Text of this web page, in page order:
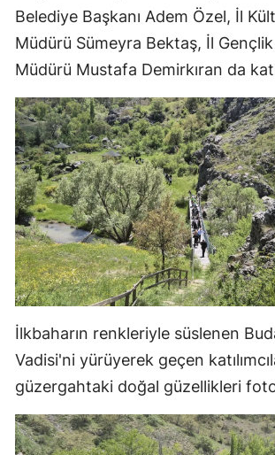
Belediye Başkanı Adem Özel, İl
Müdürü Sümeyra Bektaş, İl
Müdürü Mustafa Demirkıran da
İlkbaharın renkleriyle süslenen
Vadisi'ni yürüyerek geçen
güzergahtaki doğal güzellikleri